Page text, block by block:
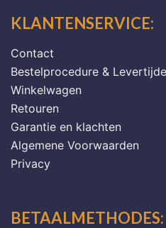
KLANTENSERVICE:
Contact
Bestelprocedure &
Winkelwagen
Retouren
Garantie en klachten
Algemene Voorwaarden
Privacy
BETAALMETHODES: